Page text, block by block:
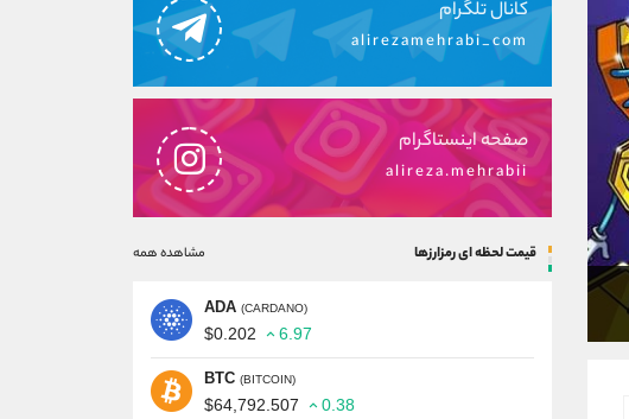
کانال تلگرام
alirezamehrabi_com
صفحه اینستاگرام
alireza.mehrabii
قیمت لحظه ای رمزارزها مشاهده همه
ADA (CARDANO)
$0.202 6.97
BTC (BITCOIN)
$64,792.507 0.38